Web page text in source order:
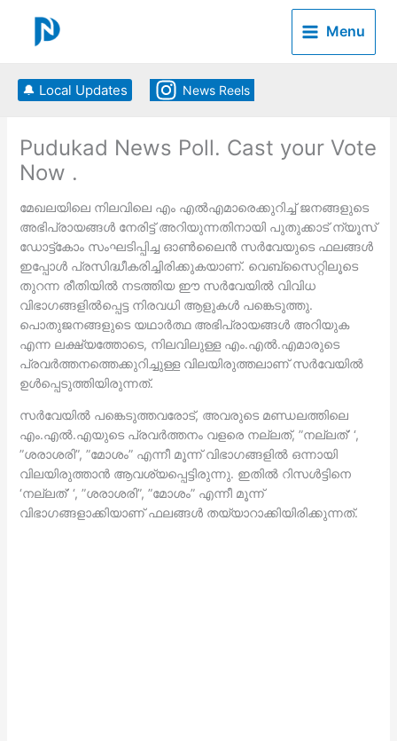
content
Menu
🔔 Local Updates News Reels
Pudukad News Poll. Cast your Vote
Now .
മേഖലയിലെ നിലവിലെ എം എല്‍എമാരെക്കുറിച്ച് ജനങ്ങളുടെ
അഭിപ്രായങ്ങള്‍ നേരിട്ട് അറിയുന്നതിനായി പുതുക്കാട് ന്യൂസ്
ഡോട്ട്കോം സംഘടിപ്പിച്ച ഓണ്‍ലൈന്‍ സര്‍വേയുടെ ഫലങ്ങള്‍
ഇപ്പോള്‍ പ്രസിദ്ധീകരിച്ചിരിക്കുകയാണ്. വെബ്‌സൈറ്റിലൂടെ
തുറന്ന രീതിയില്‍ നടത്തിയ ഈ സര്‍വേയില്‍ വിവിധ
വിഭാഗങ്ങളില്‍പ്പെട്ട നിരവധി ആളുകള്‍ പങ്കെടുത്തു.
പൊതുജനങ്ങളുടെ യഥാര്‍ത്ഥ അഭിപ്രായങ്ങള്‍ അറിയുക
എന്ന ലക്ഷ്യത്തോടെ, നിലവിലുള്ള എം.എല്‍.എമാരുടെ
പ്രവര്‍ത്തനത്തെക്കുറിച്ചുള്ള വിലയിരുത്തലാണ് സര്‍വേയില്‍
ഉള്‍പ്പെടുത്തിയിരുന്നത്.
സര്‍വേയില്‍ പങ്കെടുത്തവരോട്, അവരുടെ മണ്ഡലത്തിലെ
എം.എല്‍.എയുടെ പ്രവര്‍ത്തനം വളരെ നല്ലത്, ”നല്ലത്’ ‘,
”ശരാശരി”, ”മോശം” എന്നീ മൂന്ന് വിഭാഗങ്ങളില്‍ ഒന്നായി
വിലയിരുത്താന്‍ ആവശ്യപ്പെട്ടിരുന്നു. ഇതില്‍ റിസള്‍ട്ടിനെ
‘നല്ലത്’ ‘, ”ശരാശരി”, ”മോശം” എന്നീ മൂന്ന്
വിഭാഗങ്ങളാക്കിയാണ് ഫലങ്ങള്‍ തയ്യാറാക്കിയിരിക്കുന്നത്.